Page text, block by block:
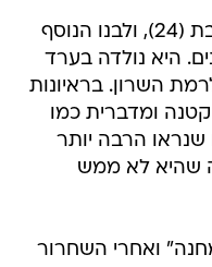
לפיד, בת 53, אמא לבן (25) ולבת (24), ולבנו הנוסף
היא נולדה בערד
לרמת השרון. בראיונות
ומדברית כמו
הרבה יותר
שהיא לא ממש
ואחרי השחרור